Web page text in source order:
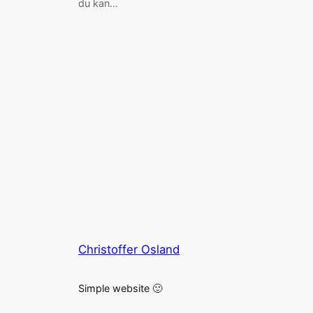
du kan…
Christoffer Osland
Simple website 🙂